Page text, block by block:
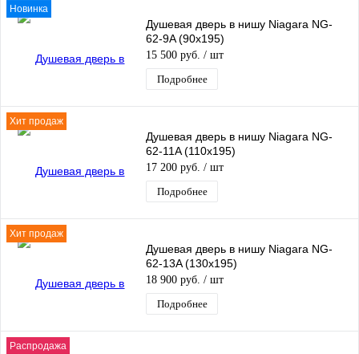
Новинка
Душевая дверь в нишу Niagara NG-
62-9A (90х195)
15 500 руб. / шт
Подробнее
Хит продаж
Душевая дверь в нишу Niagara NG-
62-11A (110х195)
17 200 руб. / шт
Подробнее
Хит продаж
Душевая дверь в нишу Niagara NG-
62-13A (130х195)
18 900 руб. / шт
Подробнее
Распродажа